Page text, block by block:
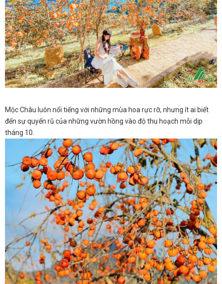
Mộc Châu luôn nổi tiếng với những mùa hoa rực rỡ, nhưng ít ai biết
đến sự quyến rũ của những vườn hồng vào độ thu hoạch mỗi dịp
tháng 10.